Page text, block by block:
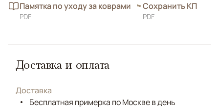
Памятка по уходу за коврами
PDF
Сохранить КП
PDF
Доставка и оплата
Доставка
Бесплатная примерка по Москве в день